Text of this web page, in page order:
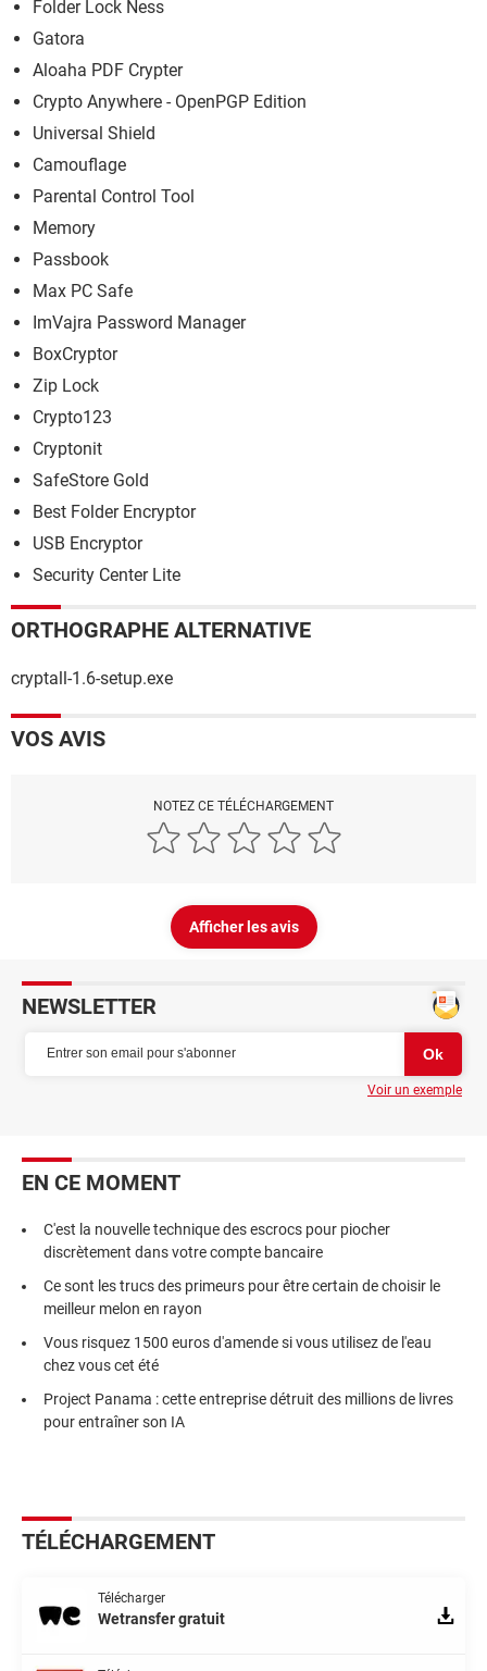
Folder Lock Ness
Gatora
Aloaha PDF Crypter
Crypto Anywhere - OpenPGP Edition
Universal Shield
Camouflage
Parental Control Tool
Memory
Passbook
Max PC Safe
ImVajra Password Manager
BoxCryptor
Zip Lock
Crypto123
Cryptonit
SafeStore Gold
Best Folder Encryptor
USB Encryptor
Security Center Lite
ORTHOGRAPHE ALTERNATIVE
cryptall-1.6-setup.exe
VOS AVIS
NOTEZ CE TÉLÉCHARGEMENT
Afficher les avis
NEWSLETTER
Voir un exemple
EN CE MOMENT
C'est la nouvelle technique des escrocs pour piocher
discrètement dans votre compte bancaire
Ce sont les trucs des primeurs pour être certain de choisir le
meilleur melon en rayon
Vous risquez 1500 euros d'amende si vous utilisez de l'eau
chez vous cet été
Project Panama : cette entreprise détruit des millions de livres
pour entraîner son IA
TÉLÉCHARGEMENT
Télécharger
Wetransfer gratuit